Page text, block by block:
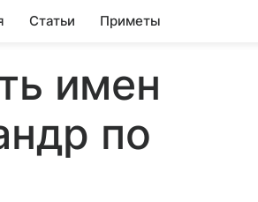
Статьи Приметы
имен
по